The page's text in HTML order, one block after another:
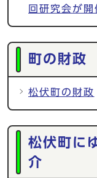
回研究会が開
町の財政
松伏町の財政
松伏町に
介